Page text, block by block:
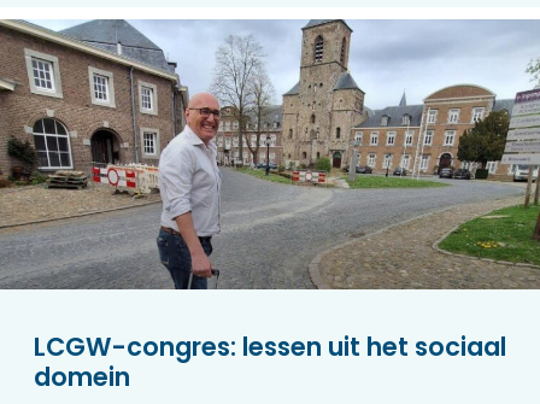
LCGW-congres: lessen uit het sociaal
domein